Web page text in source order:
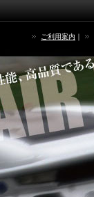
ご利用案内 ｜